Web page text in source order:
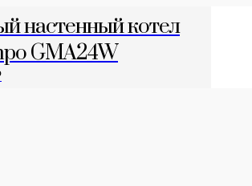
настенный котел
GMA24W